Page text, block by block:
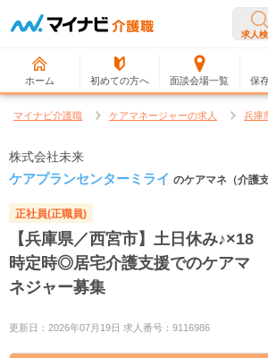
求人
ホーム 初めての方へ 面談会場一覧 保
マイナビ介護職 ケアマネージャーの求人 兵庫
株式会社未来
ケアプランセンターミライ のケアマネ（介護
正社員(正職員)
【兵庫県／西宮市】土日休み♪×18
時定時◎居宅介護支援でのケアマ
ネジャー募集
更新日：2026年07月19日 求人番号：9116986